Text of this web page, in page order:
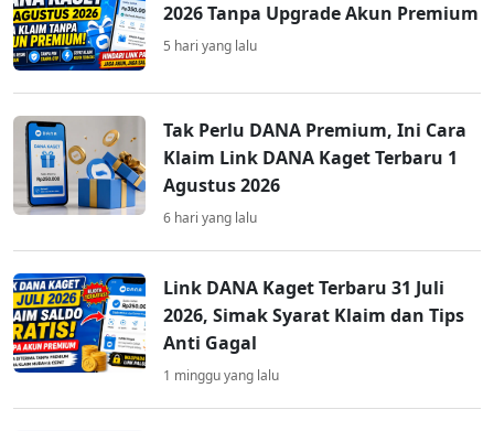
2026 Tanpa Upgrade Akun Premium
5 hari yang lalu
Tak Perlu DANA Premium, Ini Cara
Klaim Link DANA Kaget Terbaru 1
Agustus 2026
6 hari yang lalu
Link DANA Kaget Terbaru 31 Juli
2026, Simak Syarat Klaim dan Tips
Anti Gagal
1 minggu yang lalu